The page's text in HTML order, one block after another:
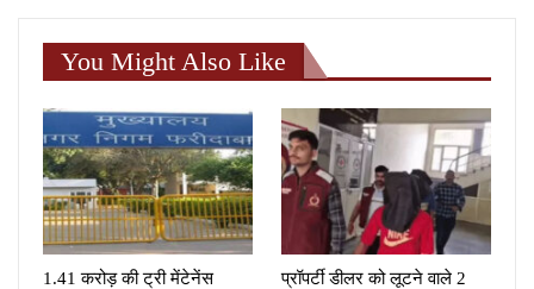
You Might Also Like
1.41 करोड़ की ट्री मेंटेनेंस
प्रॉपर्टी डीलर को लूटने वाले 2